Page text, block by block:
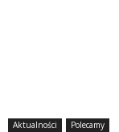
Aktualności Polecamy